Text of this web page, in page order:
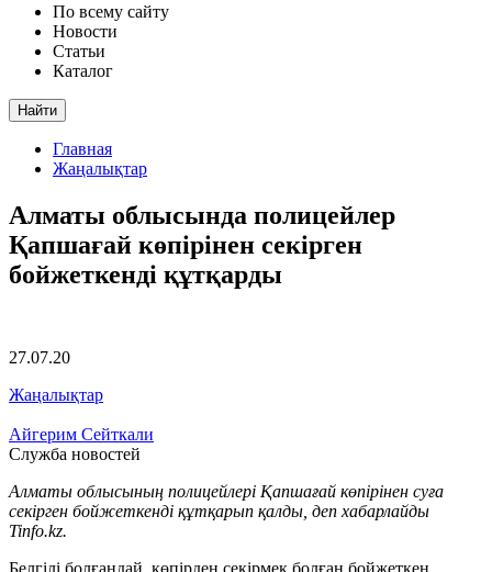
По всему сайту
Новости
Статьи
Каталог
Найти
Главная
Жаңалықтар
Алматы облысында полицейлер
Қапшағай көпірінен секірген
бойжеткенді құтқарды
27.07.20
Жаңалықтар
Айгерим Сейткали
Служба новостей
Алматы облысының полицейлері Қапшағай көпірінен суға
секірген бойжеткенді құтқарып қалды, деп хабарлайды
Tinfo.kz.